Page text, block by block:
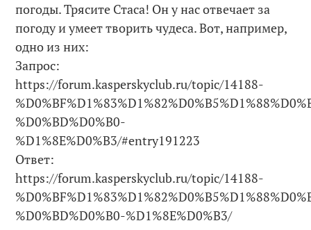
погоды. Трясите Стаса! Он у нас отвечает за
погоду и умеет творить чудеса. Вот, например,
одно из них:
Запрос:
https://forum.kasperskyclub.ru/topic/14188-
%D0%BD%D0%B0-
%D1%8E%D0%B3/#entry191223
Ответ:
https://forum.kasperskyclub.ru/topic/14188-
%D0%BD%D0%B0-%D1%8E%D0%B3/